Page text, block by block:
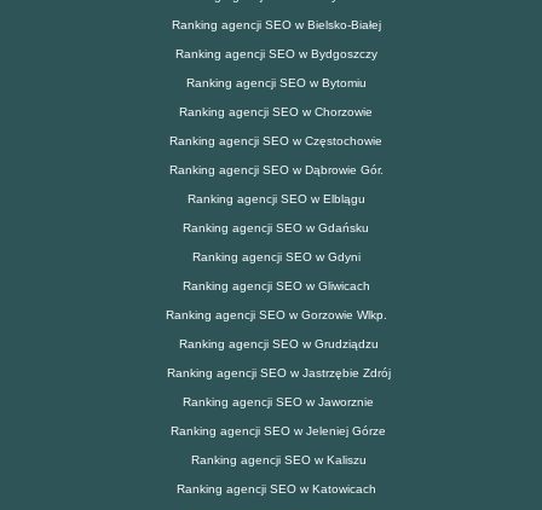
Ranking agencji SEO w Bielsko-Białej
Ranking agencji SEO w Bydgoszczy
Ranking agencji SEO w Bytomiu
Ranking agencji SEO w Chorzowie
Ranking agencji SEO w Częstochowie
Ranking agencji SEO w Dąbrowie Gór.
Ranking agencji SEO w Elblągu
Ranking agencji SEO w Gdańsku
Ranking agencji SEO w Gdyni
Ranking agencji SEO w Gliwicach
Ranking agencji SEO w Gorzowie Wlkp.
Ranking agencji SEO w Grudziądzu
Ranking agencji SEO w Jastrzębie Zdrój
Ranking agencji SEO w Jaworznie
Ranking agencji SEO w Jeleniej Górze
Ranking agencji SEO w Kaliszu
Ranking agencji SEO w Katowicach